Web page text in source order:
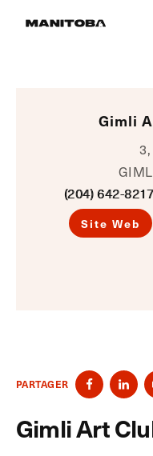
Gimli
(204) 642-8217
Site Web
PARTAGER
Gimli Art